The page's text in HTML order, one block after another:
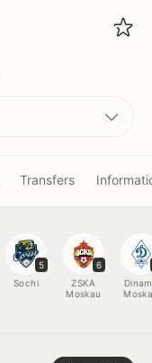
Transfers
5
Sochi
6
ZSKA
Moskau